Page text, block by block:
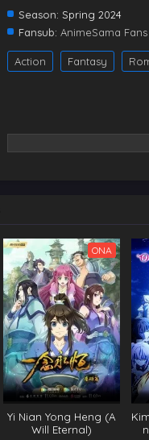
Season: Spring 2024
Fansub: AnimeSama Fans
Action Fantasy
ONA
Yi Nian Yong Heng (A
Will Eternal)